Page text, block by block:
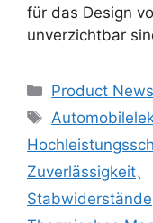
für das Design
unverzichtbar
Product News
Zuverlässigkeit、
Stabwiderstände